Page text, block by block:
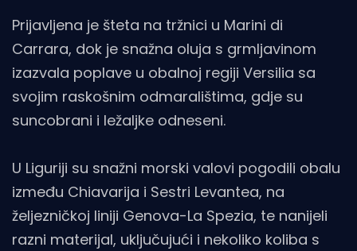
Prijavljena je šteta na tržnici u Marini di
Carrara, dok je snažna oluja s grmljavinom
izazvala poplave u obalnoj regiji Versilia sa
svojim raskošnim odmaralištima, gdje su
suncobrani i ležaljke odneseni.
U Liguriji su snažni morski valovi pogodili obalu
između Chiavarija i Sestri Levantea, na
željezničkoj liniji Genova-La Spezia, te nanijeli
razni materijal, uključujući i nekoliko koliba s